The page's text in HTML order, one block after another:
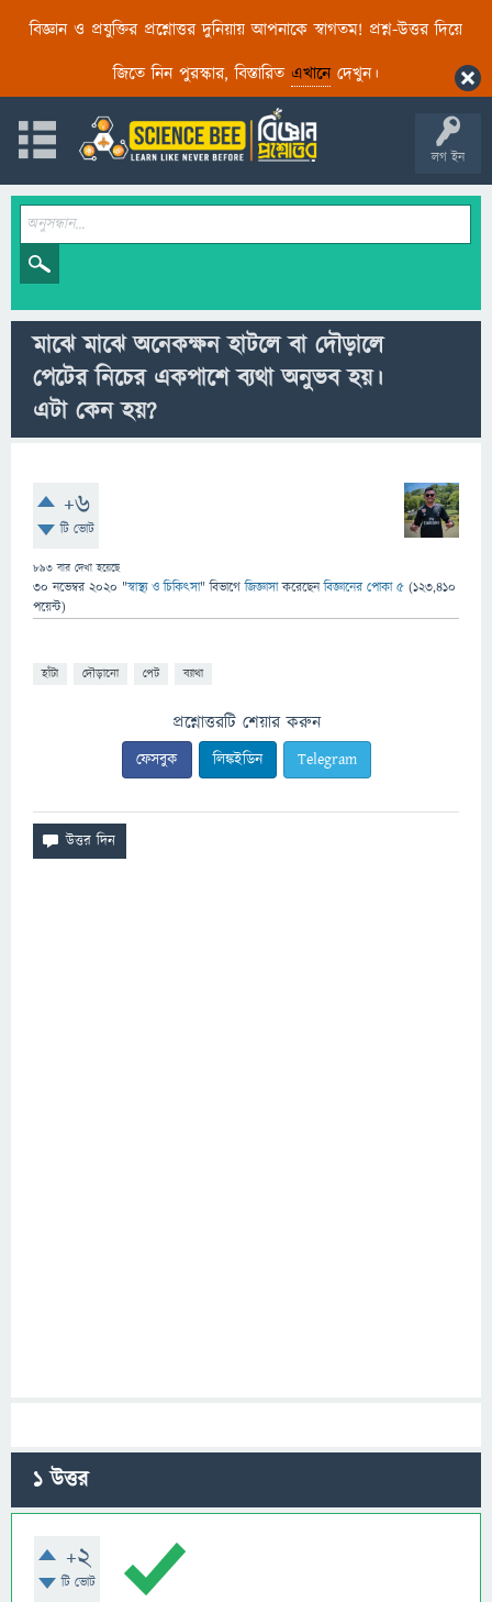
বিজ্ঞান ও প্রযুক্তির প্রশ্নোত্তর দুনিয়ায় আপনাকে স্বাগতম! প্রশ্ন-উত্তর দিয়ে
জিতে নিন পুরস্কার, বিস্তারিত এখানেদেখুন।
লগ ইন
মাঝে মাঝে অনেকক্ষন হাটলে বা দৌড়ালে
পেটের নিচের একপাশে ব্যথা অনুভব হয়।
এটা কেন হয়?
+6
টি ভোট
893 বার দেখা হয়েছে
30 নভেম্বর 2020 "স্বাস্থ্য ও চিকিৎসা" বিভাগে জিজ্ঞাসাকরেছেনবিজ্ঞানের পোকা ৫ (123,410
পয়েন্ট)
হাঁটা দৌড়ানো পেট ব্যাথা
প্রশ্নোত্তরটি শেয়ার করুন
ফেসবুক লিঙ্কইডিন Telegram
1উত্তর
+2
টি ভোট